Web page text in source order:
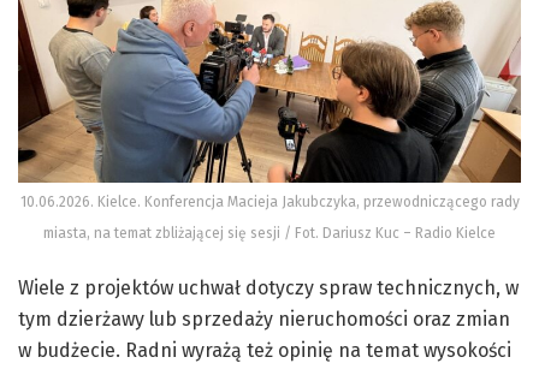
10.06.2026. Kielce. Konferencja Macieja Jakubczyka, przewodniczącego rady
miasta, na temat zbliżającej się sesji / Fot. Dariusz Kuc – Radio Kielce
Wiele z projektów uchwał dotyczy spraw technicznych, w
tym dzierżawy lub sprzedaży nieruchomości oraz zmian
w budżecie. Radni wyrażą też opinię na temat wysokości